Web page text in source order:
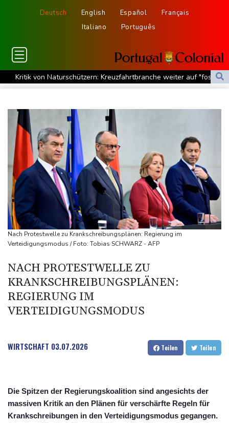
Deutsch English Español
Français
Italiano
Português
Kritik von Naturschützern: Kreuzfahrtbranche weiter auf "fossilem
Kurs"
Medien: Ukrainisches Flugzeug in Leipzig neben Drohne war mit
Munition beladen
Schauspielerin Iris Berben bekommt Deutschen Kulturpolitikpreis
Passagierverkehr an deutschen Flughäfen im ersten Halbjahr
gesunken
Papst Leo bei Besuch in Assisi von tausenden jungen Menschen
begeistert empfangen
Hausärzte kritisieren Untätigkeit der Regierung in Hitzekrise
Übernahmekampf: Commerzbank geht mit Rekordergebnis in
Gespräche mit der Unicredit
Nach Drohnen-Vorfall an Leipziger Flughafen: Suche nach
weiterem Objekt dauert an
Verbände fordern Regierung zu Einberufung von Hitzegipfel auf
Nach Protestwelle zu Krankschreibungsplänen: Regierung im
Verteidigungsmodus / Foto: Tobias SCHWARZ - AFP
NACH PROTESTWELLE ZU
KRANKSCHREIBUNGSPLÄNEN:
REGIERUNG IM
VERTEIDIGUNGSMODUS
WIRTSCHAFT 03.07.2026 Teilen Teilen
Die Spitzen der Regierungskoalition sind angesichts der
massiven Kritik an den Plänen für verschärfte Regeln für
Krankschreibungen in den Verteidigungsmodus gegangen.